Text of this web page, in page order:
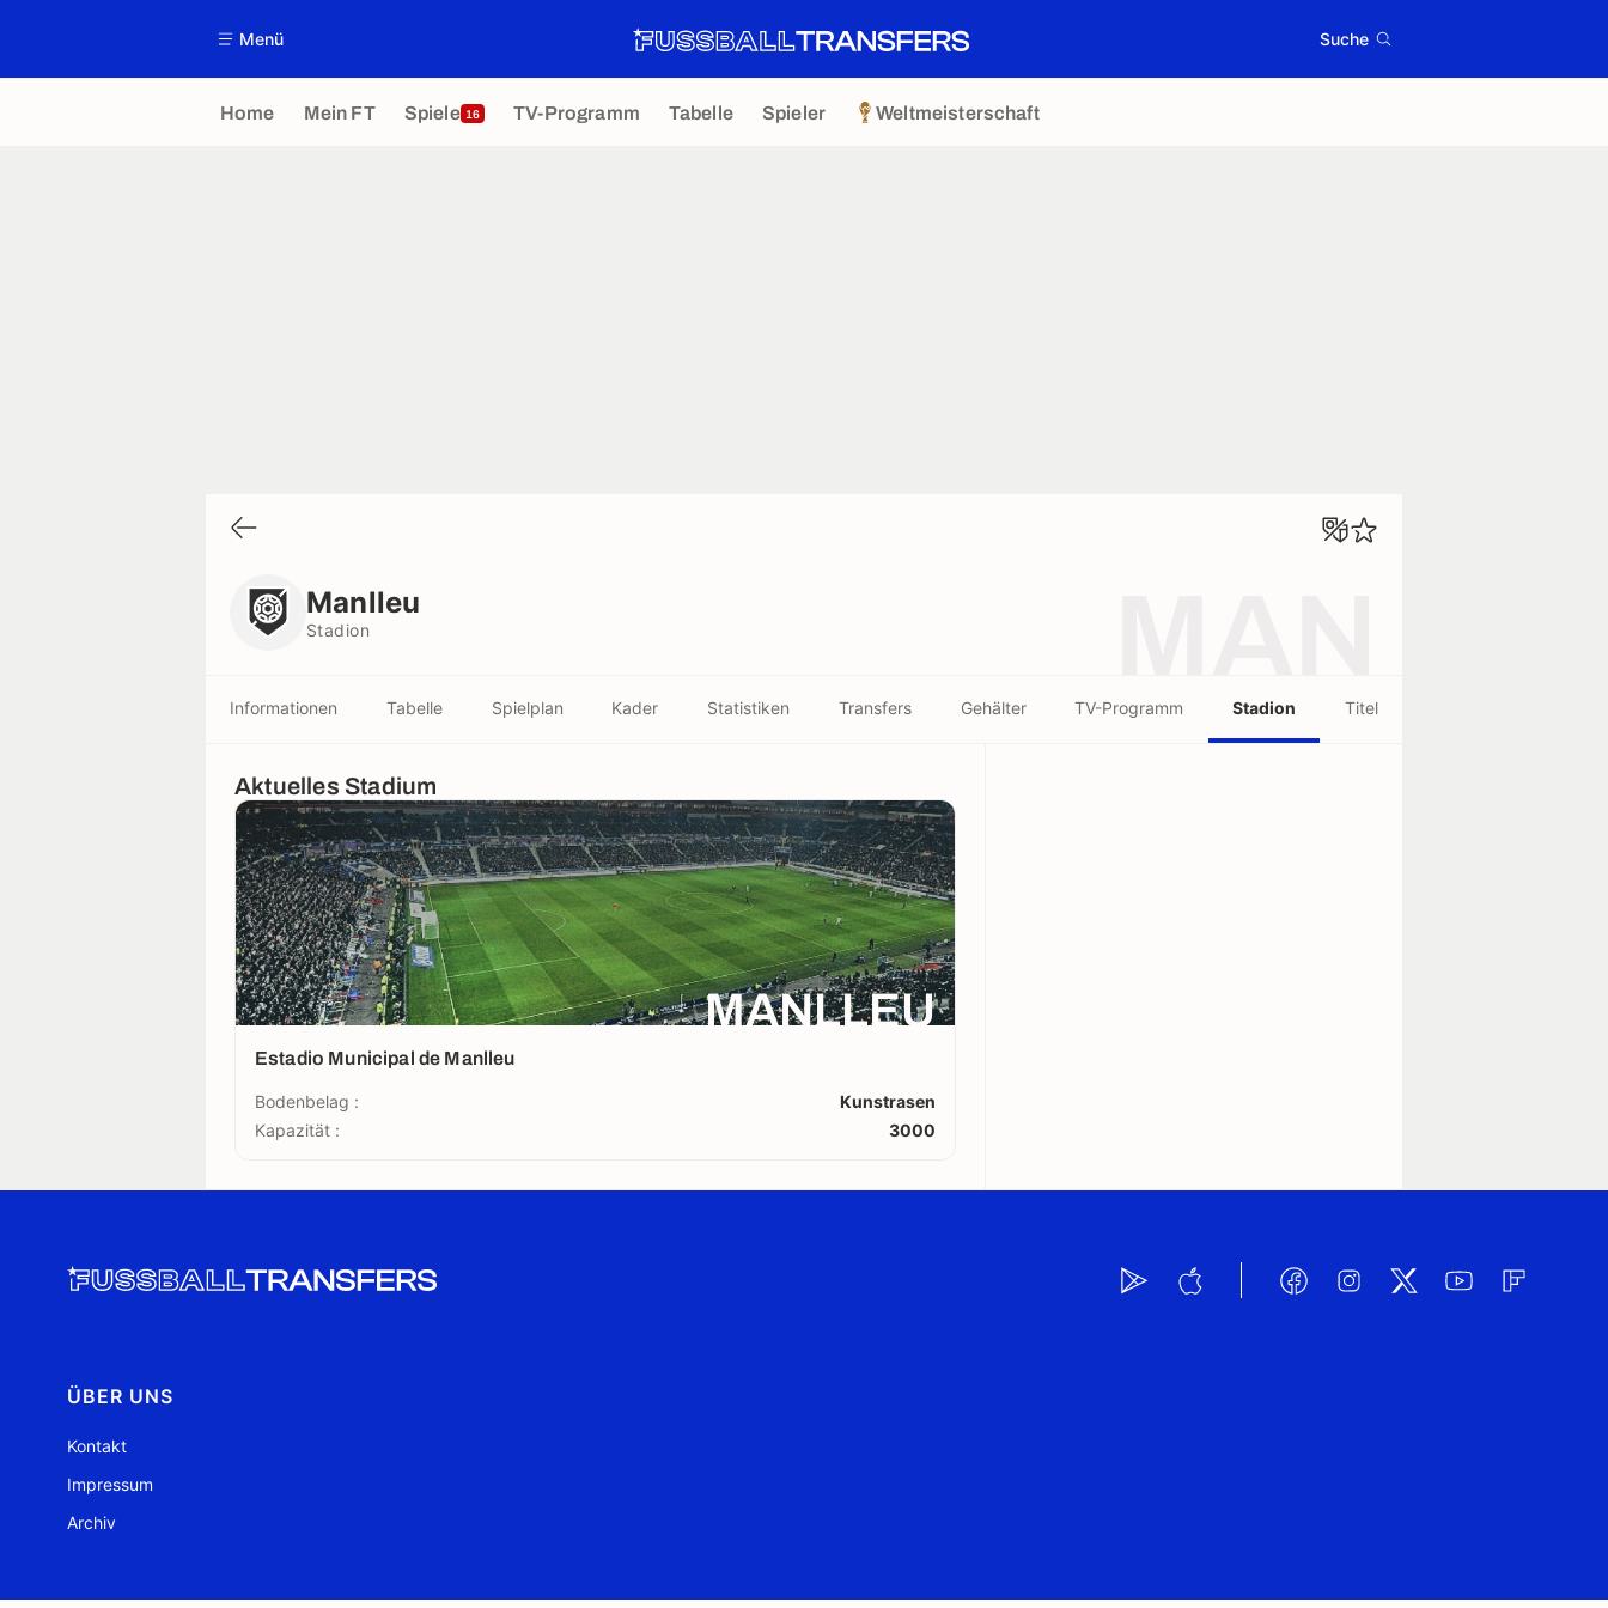
Menü Suche
Home Mein FT Spiele 16 TV-Programm Tabelle Spieler Weltmeisterschaft
Manlleu
Stadion
Informationen Tabelle Spielplan Kader Statistiken Transfers Gehälter TV-Programm Stadion Titel
Aktuelles Stadium
MANLLEU
Estadio Municipal de Manlleu
Bodenbelag :
Kunstrasen
Kapazität :
3000
ÜBER UNS
Kontakt
Impressum
Archiv